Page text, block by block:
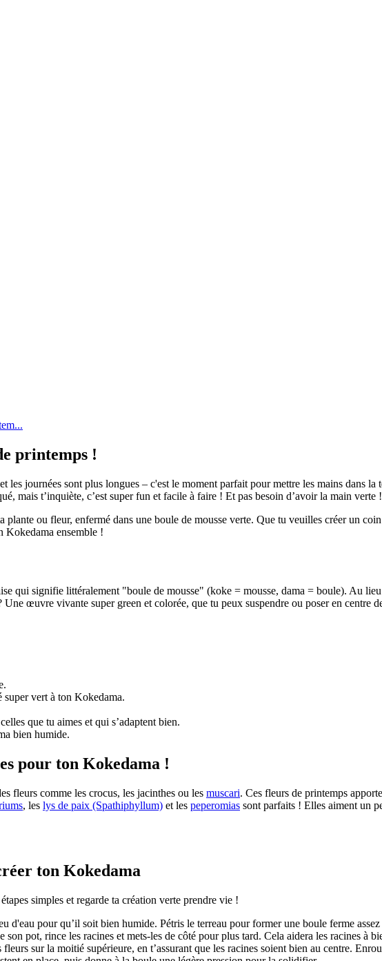
printemps !
les journées sont plus longues – c'est le moment parfait pour mettre les mains dans
mais t’inquiète, c’est super fun et facile à faire ! Et pas besoin d’avoir la main verte !
plante ou fleur, enfermé dans une boule de mousse verte. Que tu veuilles créer un
Kokedama ensemble !
qui signifie littéralement "boule de mousse" (koke = mousse, dama = boule). Au
Une œuvre vivante super green et colorée, que tu peux suspendre ou poser en centre
super vert à ton Kokedama.
que tu aimes et qui s’adaptent bien.
bien humide.
pour ton Kokedama !
fleurs comme les crocus, les jacinthes ou les muscari. Ces fleurs de printemps
, les lys de paix (Spathiphyllum) et les peperomias sont parfaits ! Elles aiment un
ton Kokedama
simples et regarde ta création verte prendre vie !
d'eau pour qu’il soit bien humide. Pétris le terreau pour former une boule ferme
pot, rince les racines et mets-les de côté pour plus tard. Cela aidera les racines à
sur la moitié supérieure, en t’assurant que les racines soient bien au centre.